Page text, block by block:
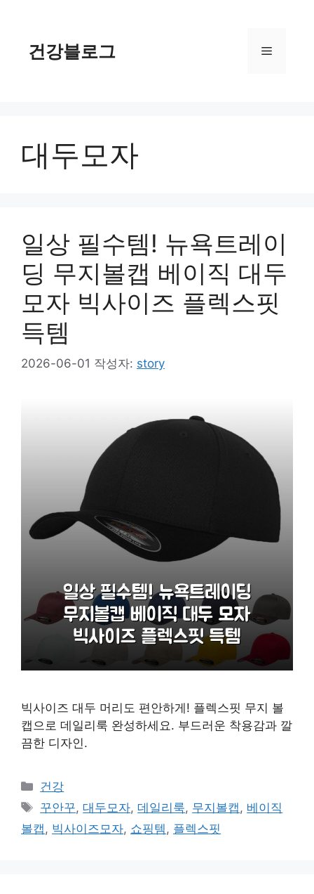
건강블로그 메
대두모자
일상 필수템! 뉴욕트레이
딩 무지볼캡 베이직 대두
모자 빅사이즈 플렉스핏
득템
2026-06-01 작성자: story
빅사이즈 대두 머리도 편안하게! 플렉스핏 무지 볼
캡으로 데일리룩 완성하세요. 부드러운 착용감과 깔
끔한 디자인.
카
테
고
리
건강
태
그
꾸안꾸,대두모자,데일리룩, 무지볼캡 , 베이직
볼캡 , 빅사이즈모자, 쇼핑템 , 플렉스핏